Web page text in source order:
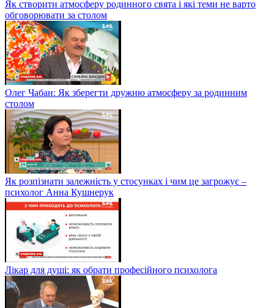
Як створити атмосферу родинного свята і які теми не варто
обговорювати за столом
Олег Чабан: Як зберегти дружню атмосферу за родинним
столом
Як розпізнати залежність у стосунках і чим це загрожує –
психолог Анна Кушнерук
Лікар для душі: як обрати професійного психолога